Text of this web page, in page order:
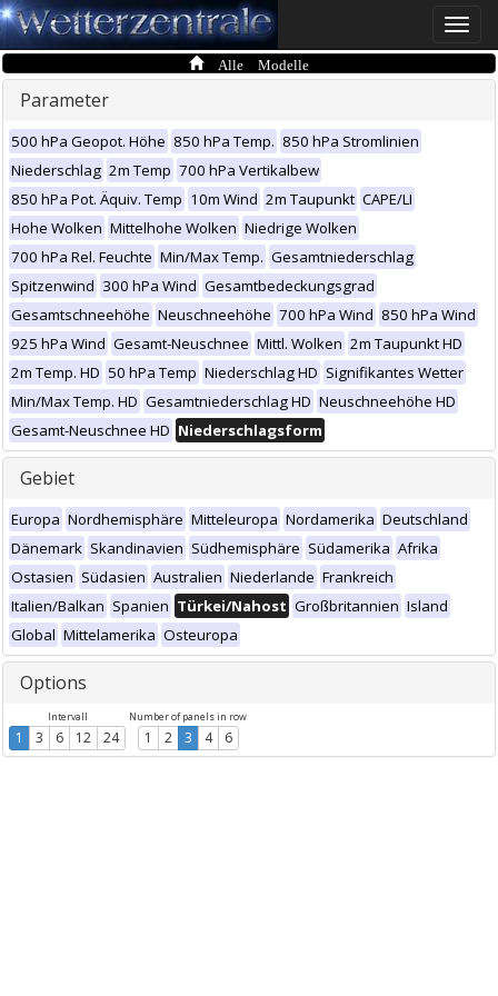
Toggle
Alle Modelle
Parameter
500 hPa Geopot. Höhe 850 hPa Temp. 850 hPa Stromlinien
Niederschlag 2m Temp 700 hPa Vertikalbew
850 hPa Pot. Äquiv. Temp 10m Wind 2m Taupunkt CAPE/LI
Hohe Wolken Mittelhohe Wolken Niedrige Wolken
700 hPa Rel. Feuchte Min/Max Temp. Gesamtniederschlag
Spitzenwind 300 hPa Wind Gesamtbedeckungsgrad
Gesamtschneehöhe Neuschneehöhe 700 hPa Wind 850 hPa Wind
925 hPa Wind Gesamt-Neuschnee Mittl. Wolken 2m Taupunkt HD
2m Temp. HD 50 hPa Temp Niederschlag HD Signifikantes Wetter
Min/Max Temp. HD Gesamtniederschlag HD Neuschneehöhe HD
Gesamt-Neuschnee HD Niederschlagsform
Gebiet
Europa Nordhemisphäre Mitteleuropa Nordamerika Deutschland
Dänemark Skandinavien Südhemisphäre Südamerika Afrika
Ostasien Südasien Australien Niederlande Frankreich
Italien/Balkan Spanien Türkei/Nahost Großbritannien Island
Global Mittelamerika Osteuropa
Options
Intervall
1 3 6 12 24
Number of panels in row
1 2 3 4 6